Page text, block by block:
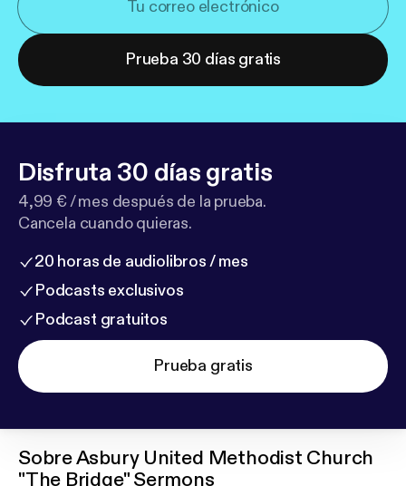
Prueba 30 días gratis
Disfruta 30 días gratis
4,99 € / mes después de la prueba.
Cancela cuando quieras.
20 horas de audiolibros / mes
Podcasts exclusivos
Podcast gratuitos
Prueba gratis
SobreAsbury United Methodist Church
"The Bridge" Sermons